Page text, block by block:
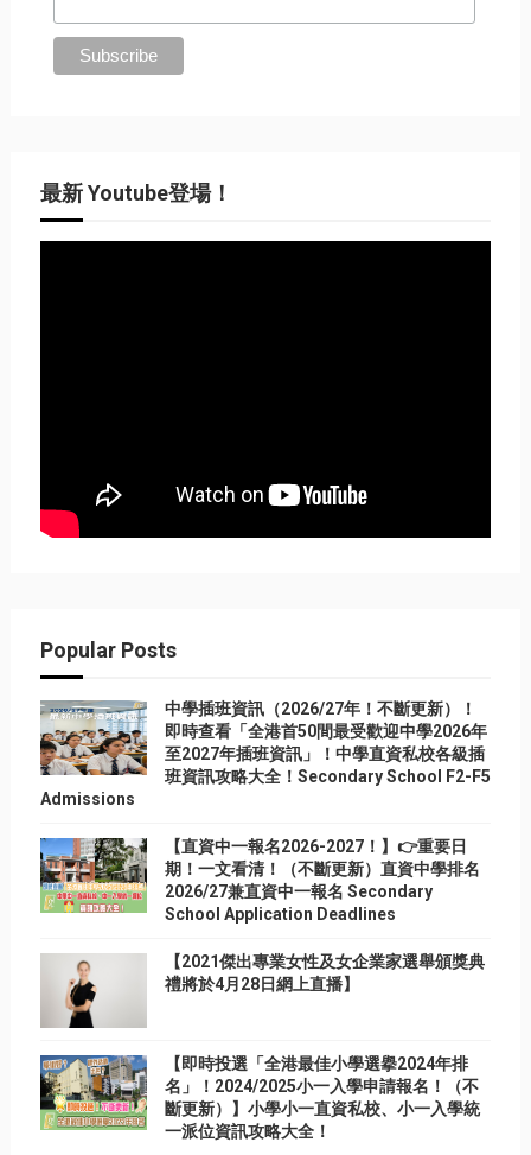
最新 Youtube登場！
Popular Posts
中學插班資訊（2026/27年！不斷更新）！
即時查看「全港首50間最受歡迎中學2026年
至2027年插班資訊」！中學直資私校各級插
班資訊攻略大全！Secondary School F2-F5
Admissions
【直資中一報名2026-2027！】👉重要日
期！一文看清！（不斷更新）直資中學排名
2026/27兼直資中一報名 Secondary
School Application Deadlines
【2021傑出專業女性及女企業家選舉頒獎典
禮將於4月28日網上直播】
【即時投選「全港最佳小學選擧2024年排
名」！2024/2025小一入學申請報名！（不
斷更新）】小學小一直資私校、小一入學統
一派位資訊攻略大全！